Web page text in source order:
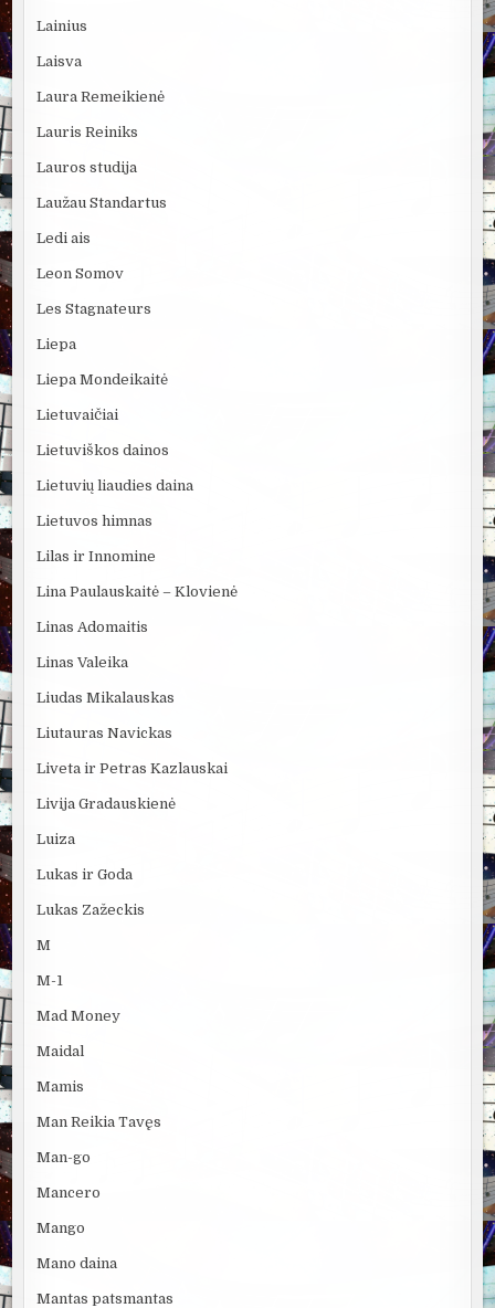
Lainius
Laisva
Laura Remeikienė
Lauris Reiniks
Lauros studija
Laužau Standartus
Ledi ais
Leon Somov
Les Stagnateurs
Liepa
Liepa Mondeikaitė
Lietuvaičiai
Lietuviškos dainos
Lietuvių liaudies daina
Lietuvos himnas
Lilas ir Innomine
Lina Paulauskaitė – Klovienė
Linas Adomaitis
Linas Valeika
Liudas Mikalauskas
Liutauras Navickas
Liveta ir Petras Kazlauskai
Livija Gradauskienė
Luiza
Lukas ir Goda
Lukas Zažeckis
M
M-1
Mad Money
Maidal
Mamis
Man Reikia Tavęs
Man-go
Mancero
Mango
Mano daina
Mantas patsmantas